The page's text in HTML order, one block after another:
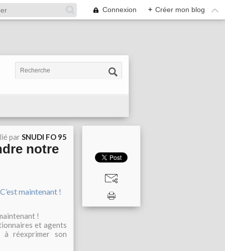
Connexion + Créer mon blog
parSNUDI FO 95
notre
!
et agents
réexprimer son